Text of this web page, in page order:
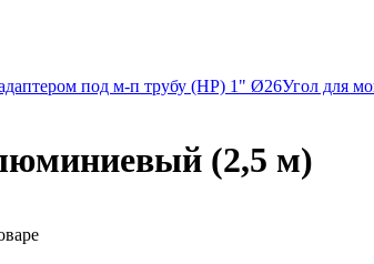
под м-п трубу (НР) 1" Ø26Угол для
(2,5 м)